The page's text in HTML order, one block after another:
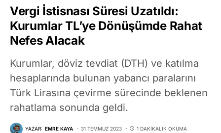
Vergi İstisnası Süresi Uzatıldı:
Kurumlar TL’ye Dönüşümde Rahat
Nefes Alacak
Kurumlar, döviz tevdiat (DTH) ve katılma
hesaplarında bulunan yabancı paralarını
Türk Lirasına çevirme sürecinde beklenen
rahatlama sonunda geldi.
YAZAR: EMRE KAYA 31 TEMMUZ 2023 1 DAKIKALIK OKUMA